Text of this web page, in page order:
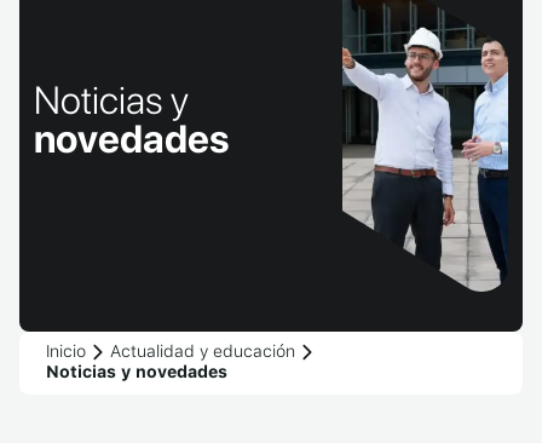
Noticias y
novedades
Inicio
Actualidad y educación
Noticias y novedades